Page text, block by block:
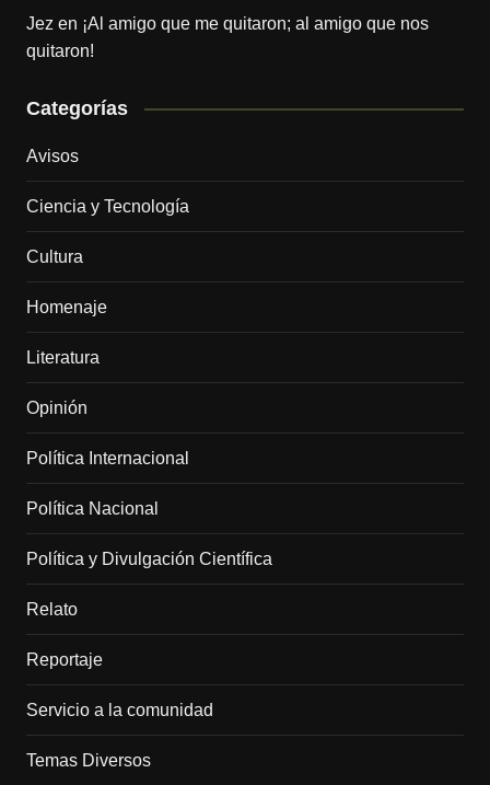
Jez en ¡Al amigo que me quitaron; al amigo que nos
quitaron!
Categorías
Avisos
Ciencia y Tecnología
Cultura
Homenaje
Literatura
Opinión
Política Internacional
Política Nacional
Política y Divulgación Científica
Relato
Reportaje
Servicio a la comunidad
Temas Diversos